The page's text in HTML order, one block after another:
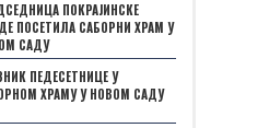
ПОКРАЈИНСКЕ
ПОСЕТИЛА САБОРНИ ХРАМ У
САДУ
ПЕДЕСЕТНИЦЕ У
ХРАМУ У НОВОМ САДУ